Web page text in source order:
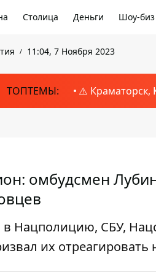
Столица Деньги Шоу-биз
11:04, 7 Ноября 2023
ТОПТЕМЫ: ⚠️ Краматорск,
омбудсмен
Нацполицию, СБУ,
их отреагировать